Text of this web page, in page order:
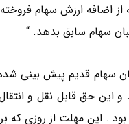
اضافه ارزش سهام
سهام سابق بدهد. “
صاحبان سهام قدیم
این حق قابل نقل و